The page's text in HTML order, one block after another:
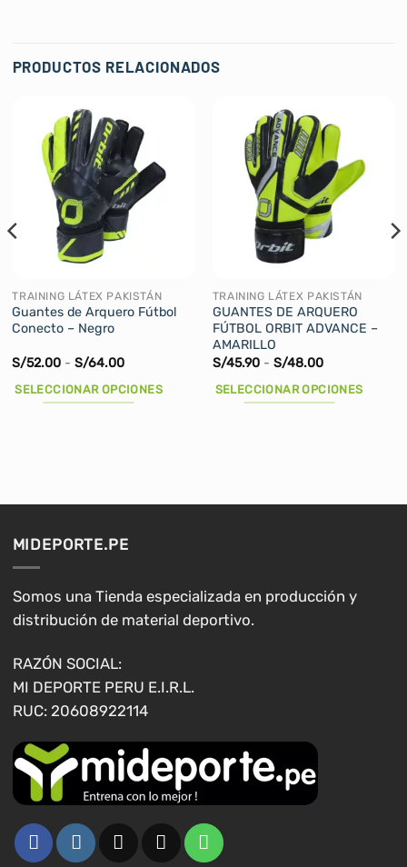
PRODUCTOS RELACIONADOS
TRAINING LÁTEX PAKISTÁN
Guantes de Arquero Fútbol
Conecto – Negro
S/52.00 - S/64.00Rango
precios:
desde
SELECCIONAR OPCIONES
se
pueden
elegir
en
página
de
producto
TRAINING LÁTEX PAKISTÁN
GUANTES DE ARQUERO
FÚTBOL ORBIT ADVANCE –
AMARILLO
S/45.90 - S/48.00Rango
precios:
desde
SELECCIONAR OPCIONES
elegir
en
MIDEPORTE.PE
Somos una Tienda especializada en producción y
distribución de material deportivo.
RAZÓN SOCIAL:
MI DEPORTE PERU E.I.R.L.
RUC: 20608922114